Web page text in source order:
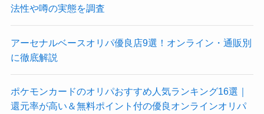
法性や噂の実態を調査
アーセナルベースオリパ優良店9選！オンライン・通販別
に徹底解説
ポケモンカードのオリパおすすめ人気ランキング16選｜
還元率が高い＆無料ポイント付の優良オンラインオリパ